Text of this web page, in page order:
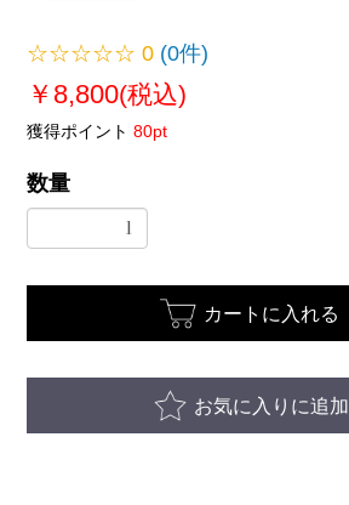
☆☆☆☆☆0 (0件)
￥8,800(税込)
獲得ポイント 80pt
数量
カートに入れる
お気に入りに追加